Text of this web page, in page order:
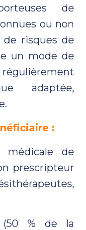
de
ou non
risques de
un mode de
adaptée,
:
médicale de
prescripteur
(50 % de la